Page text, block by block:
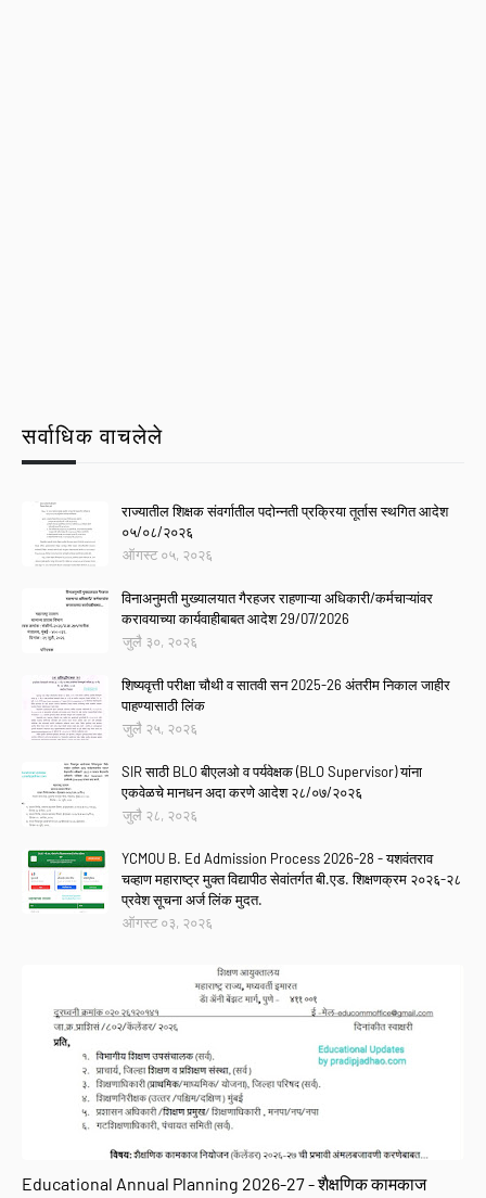
सर्वाधिक वाचलेले
राज्यातील शिक्षक संवर्गातील पदोन्नती प्रक्रिया तूर्तास स्थगित आदेश
०५/०८/२०२६
ऑगस्ट ०५, २०२६
विनाअनुमती मुख्यालयात गैरहजर राहणाऱ्या अधिकारी/कर्मचाऱ्यांवर
करावयाच्या कार्यवाहीबाबत आदेश 29/07/2026
जुलै ३०, २०२६
शिष्यवृत्ती परीक्षा चौथी व सातवी सन 2025-26 अंतरीम निकाल जाहीर
पाहण्यासाठी लिंक
जुलै २५, २०२६
SIR साठी BLO बीएलओ व पर्यवेक्षक (BLO Supervisor) यांना
एकवेळचे मानधन अदा करणे आदेश २८/०७/२०२६
जुलै २८, २०२६
YCMOU B. Ed Admission Process 2026-28 - यशवंतराव
चव्हाण महाराष्ट्र मुक्त विद्यापीठ सेवांतर्गत बी.एड. शिक्षणक्रम २०२६-२८
प्रवेश सूचना अर्ज लिंक मुदत.
ऑगस्ट ०३, २०२६
Educational Annual Planning 2026-27 - शैक्षणिक कामकाज